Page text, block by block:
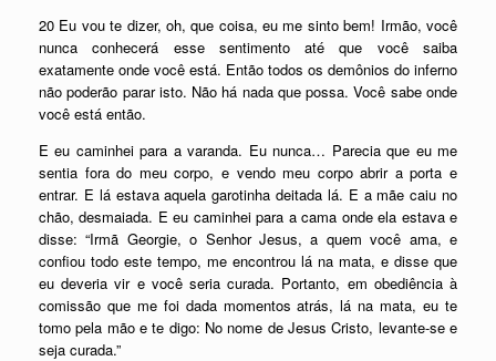
20 Eu vou te dizer, oh, que coisa, eu me sinto bem! Irmão, você
nunca conhecerá esse sentimento até que você saiba
exatamente onde você está. Então todos os demônios do inferno
não poderão parar isto. Não há nada que possa. Você sabe onde
você está então.
E eu caminhei para a varanda. Eu nunca… Parecia que eu me
sentia fora do meu corpo, e vendo meu corpo abrir a porta e
entrar. E lá estava aquela garotinha deitada lá. E a mãe caiu no
chão, desmaiada. E eu caminhei para a cama onde ela estava e
disse: “Irmã Georgie, o Senhor Jesus, a quem você ama, e
confiou todo este tempo, me encontrou lá na mata, e disse que
eu deveria vir e você seria curada. Portanto, em obediência à
comissão que me foi dada momentos atrás, lá na mata, eu te
tomo pela mão e te digo: No nome de Jesus Cristo, levante-se e
seja curada.”